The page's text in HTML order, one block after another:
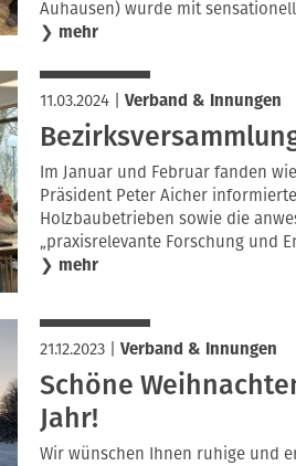
Auhausen) wurde mit
❯ mehr
11.03.2024| Verband & Innungen
Im Januar und Februar fanden
Präsident Peter Aicher
Holzbaubetrieben sowie die
„praxisrelevante Forschung und
❯ mehr
21.12.2023| Verband & Innungen
Schöne
Jahr!
Wir wünschen Ihnen ruhige und